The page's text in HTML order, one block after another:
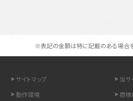
LINEの引き継ぎ方法は？対象データや事前準備・
※表記の金額は特に記載のある場合
サイトマップ
当サ
動作環境
商標